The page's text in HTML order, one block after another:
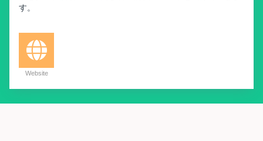
す。
Website